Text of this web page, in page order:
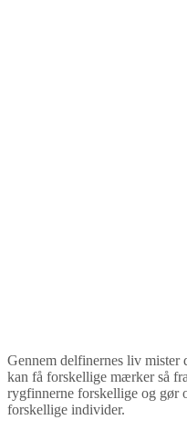
Gennem delfinernes liv
kan få forskellige mærker så
rygfinnerne forskellige og gør
forskellige individer.